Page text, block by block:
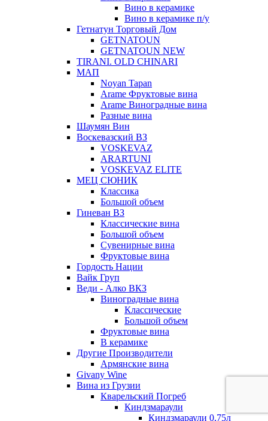
Вино в керамике
Вино в керамике п/у
Гетнатун Торговый Дом
GETNATOUN
GETNATOUN NEW
TIRANI. OLD CHINARI
МАП
Noyan Tapan
Arame Фруктовые вина
Arame Виноградные вина
Разные вина
Шаумян Вин
Воскевазский ВЗ
VOSKEVAZ
ARARTUNI
VOSKEVAZ ELITE
МЕЦ СЮНИК
Классика
Большой объем
Гиневан ВЗ
Классические вина
Большой объем
Сувенирные вина
Фруктовые вина
Гордость Нации
Вайк Груп
Веди - Алко ВКЗ
Виноградные вина
Классические
Большой объем
Фруктовые вина
В керамике
Другие Производители
Армянские вина
Givany Wine
Вина из Грузии
Кварельский Погреб
Киндзмараули
Киндзмараули 0,75л